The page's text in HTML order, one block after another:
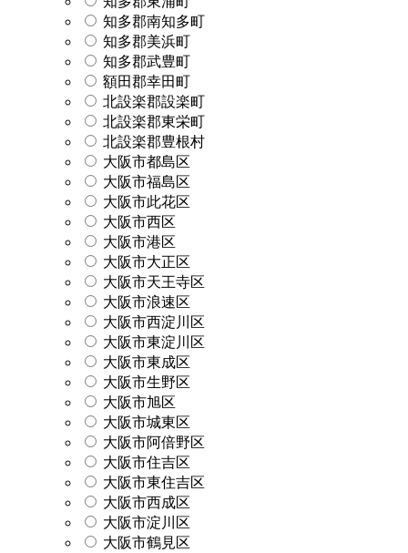
知多郡南知多町
知多郡美浜町
知多郡武豊町
額田郡幸田町
北設楽郡設楽町
北設楽郡東栄町
北設楽郡豊根村
大阪市都島区
大阪市福島区
大阪市此花区
大阪市西区
大阪市港区
大阪市大正区
大阪市天王寺区
大阪市浪速区
大阪市西淀川区
大阪市東淀川区
大阪市東成区
大阪市生野区
大阪市旭区
大阪市城東区
大阪市阿倍野区
大阪市住吉区
大阪市東住吉区
大阪市西成区
大阪市淀川区
大阪市鶴見区